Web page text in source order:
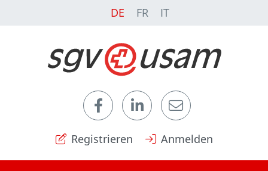
DE FR IT
Registrieren Anmelden